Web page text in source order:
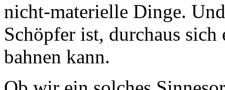
nicht-materielle Dinge.
Schöpfer ist, durchaus
bahnen kann.